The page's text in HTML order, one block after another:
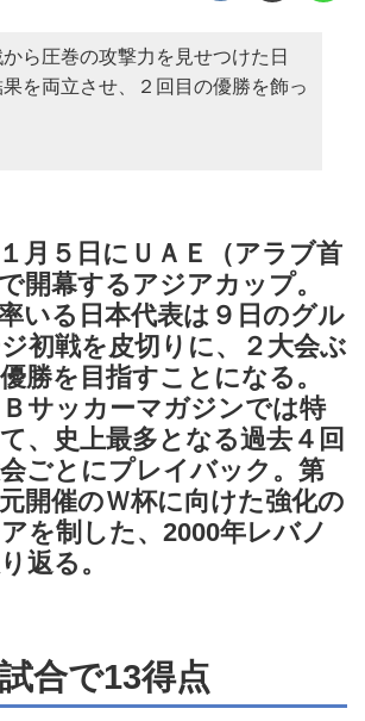
から圧巻の攻撃力を見せつけた日
を両立させ、２回目の優勝を飾っ
月５日にＵＡＥ（アラブ首
開幕するアジアカップ。
いる日本代表は９日のグル
初戦を皮切りに、２大会ぶ
勝を目指すことになる。
サッカーマガジンでは特
、史上最多となる過去４回
ごとにプレイバック。第
開催のＷ杯に向けた強化の
を制した、2000年レバノ
返る。
合で13得点